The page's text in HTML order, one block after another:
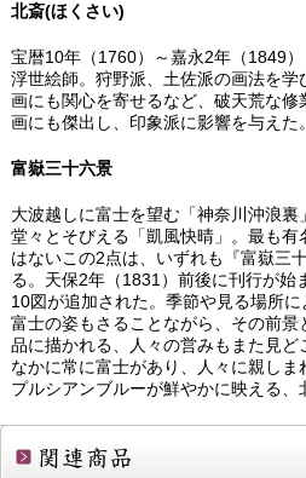
北斎(ほくさい)
宝暦10年（1760）～嘉永2年（1849）
浮世絵師。狩野派、土佐派の画法を学
画にも関心を寄せるなど、破天荒な
画にも傑出し、印象派に影響を与えた。
富嶽三十六景
大波越しに富士を望む「神奈川沖浪
堂々とそびえる「凱風快晴」。最も
はないこの2点は、いずれも『富嶽三
る。天保2年（1831）前後に刊行が始
10図が追加された。季節や見る場所
富士の姿もさることながら、その前
品に描かれる、人々の営みもまた見
なかに常に富士があり、人々に親しま
プルシアンブルーが鮮やかに映える、